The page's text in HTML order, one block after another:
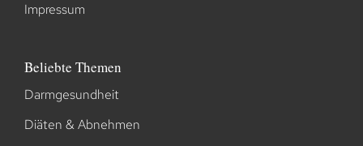
Impressum
Beliebte Themen
Darmgesundheit
Diäten & Abnehmen